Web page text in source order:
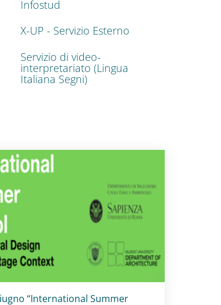
Infostud
X-UP - Servizio Esterno
Servizio di video-
interpretariato (Lingua
Italiana Segni)
: “International Summer